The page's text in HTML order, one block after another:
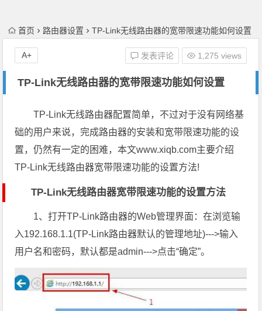
首页 路由器设置 TP-Link无线路由器的宽带限速功能如何设置
TP-Link无线路由器的宽带限速功能如何设置
发表评论 1,275 views
A+
TP-Link无线路由器配置简单，不过对于没有网络基
础的用户来说，完成路由器的安装和宽带限速功能的设
置，仍然有一定的困难，本文www.xiqb.com主要介绍
TP-Link无线路由器宽带限速功能的设置方法!
TP-Link无线路由器宽带限速功能的设置方法
1、打开TP-Link路由器的Web管理界面：在浏览输
入192.168.1.1(TP-Link路由器默认的管理地址)--->输入
用户名和密码，默认都是admin--->点击“确定”。